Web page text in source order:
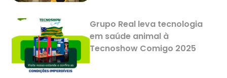
Grupo Real leva tecnologia
em saúde animal à
Tecnoshow Comigo 2025